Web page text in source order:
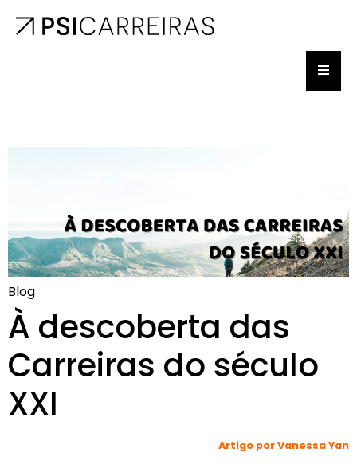
Blog
À descoberta das
Carreiras do século
XXI
Artigo por Vanessa Yan